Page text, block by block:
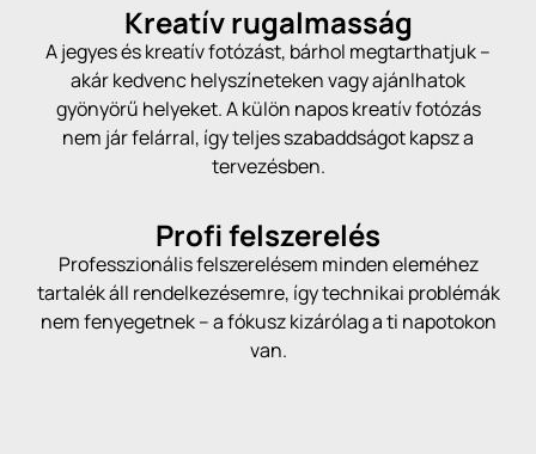
Kreatív rugalmasság
A jegyes és kreatív fotózást, bárhol megtarthatjuk –
akár kedvenc helyszíneteken vagy ajánlhatok
gyönyörű helyeket. A külön napos kreatív fotózás
nem jár felárral, így teljes szabaddságot kapsz a
tervezésben.
Profi felszerelés
Professzionális felszerelésem minden eleméhez
tartalék áll rendelkezésemre, így technikai problémák
nem fenyegetnek – a fókusz kizárólag a ti napotokon
van.